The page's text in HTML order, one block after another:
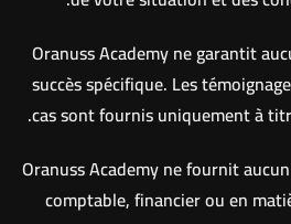
Oranuss Academy ne garantit
succès spécifique. Les
cas sont fournis uniquement à
Oranuss Academy ne fournit
comptable, financier ou en